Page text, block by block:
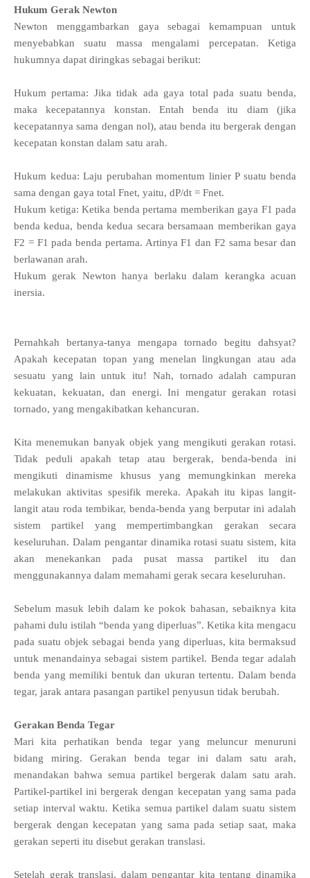
Hukum Gerak Newton
Newton menggambarkan gaya sebagai kemampuan untuk
menyebabkan suatu massa mengalami percepatan. Ketiga
hukumnya dapat diringkas sebagai berikut:
Hukum pertama: Jika tidak ada gaya total pada suatu benda,
maka kecepatannya konstan. Entah benda itu diam (jika
kecepatannya sama dengan nol), atau benda itu bergerak dengan
kecepatan konstan dalam satu arah.
Hukum kedua: Laju perubahan momentum linier P suatu benda
sama dengan gaya total Fnet, yaitu, dP/dt = Fnet.
Hukum ketiga: Ketika benda pertama memberikan gaya F1 pada
benda kedua, benda kedua secara bersamaan memberikan gaya
F2 = F1 pada benda pertama. Artinya F1 dan F2 sama besar dan
berlawanan arah.
Hukum gerak Newton hanya berlaku dalam kerangka acuan
inersia.
Pernahkah bertanya-tanya mengapa tornado begitu dahsyat?
Apakah kecepatan topan yang menelan lingkungan atau ada
sesuatu yang lain untuk itu! Nah, tornado adalah campuran
kekuatan, kekuatan, dan energi. Ini mengatur gerakan rotasi
tornado, yang mengakibatkan kehancuran.
Kita menemukan banyak objek yang mengikuti gerakan rotasi.
Tidak peduli apakah tetap atau bergerak, benda-benda ini
mengikuti dinamisme khusus yang memungkinkan mereka
melakukan aktivitas spesifik mereka. Apakah itu kipas langit-
langit atau roda tembikar, benda-benda yang berputar ini adalah
sistem partikel yang mempertimbangkan gerakan secara
keseluruhan. Dalam pengantar dinamika rotasi suatu sistem, kita
akan menekankan pada pusat massa partikel itu dan
menggunakannya dalam memahami gerak secara keseluruhan.
Sebelum masuk lebih dalam ke pokok bahasan, sebaiknya kita
pahami dulu istilah “benda yang diperluas”. Ketika kita mengacu
pada suatu objek sebagai benda yang diperluas, kita bermaksud
untuk menandainya sebagai sistem partikel. Benda tegar adalah
benda yang memiliki bentuk dan ukuran tertentu. Dalam benda
tegar, jarak antara pasangan partikel penyusun tidak berubah.
Gerakan Benda Tegar
Mari kita perhatikan benda tegar yang meluncur menuruni
bidang miring. Gerakan benda tegar ini dalam satu arah,
menandakan bahwa semua partikel bergerak dalam satu arah.
Partikel-partikel ini bergerak dengan kecepatan yang sama pada
setiap interval waktu. Ketika semua partikel dalam suatu sistem
bergerak dengan kecepatan yang sama pada setiap saat, maka
gerakan seperti itu disebut gerakan translasi.
Setelah gerak translasi, dalam pengantar kita tentang dinamika